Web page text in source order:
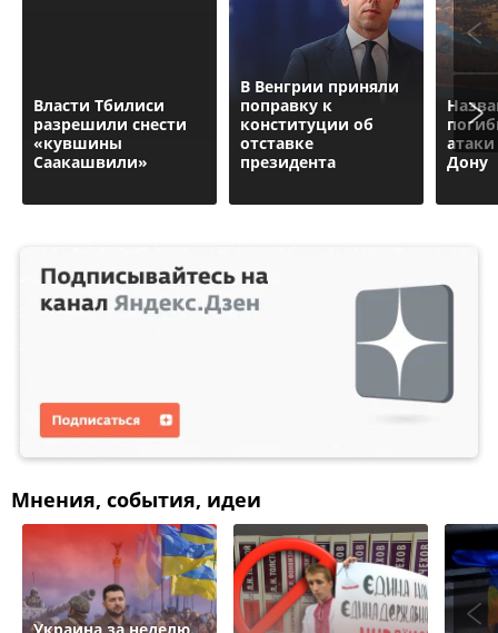
Власти Тбилиси
разрешили снести
«кувшины
Саакашвили»
В Венгрии приняли
поправку к
конституции об
отставке
президента
Дону
Мнения, события, идеи